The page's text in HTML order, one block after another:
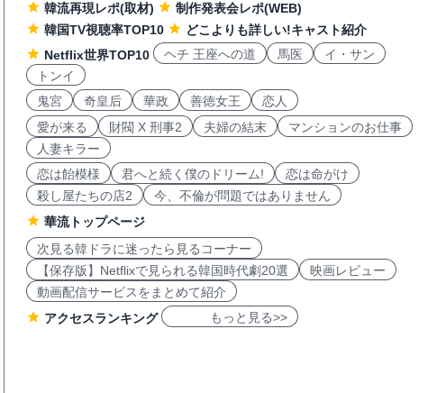
韓流再現レポ(取材)
制作発表会レポ(WEB)
韓国TV視聴率TOP10
どこよりも詳しい!キャスト紹介
Netflix世界TOP10
ヘチ 王座への道 馬医
イ・サン
トンイ
鬼宮
奇皇后 華政 善徳女王
恋人
愛が来る
財閥 X 刑事2 夫婦の結末
マンションのお仕事
人妻キラー
恋は飴模様
君へと続く僕のドリーム!
恋は命がけ
殺し屋たちの店2
今、不倫が問題ではありません
華流トップページ
次見る韓ドラに迷ったら見るコーナー
【保存版】Netflixで見られる韓国時代劇20選
映画レビュー
動画配信サービスをまとめて紹介
アクセスランキング
もっと見る>>